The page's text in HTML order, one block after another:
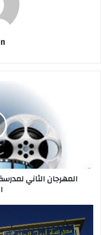
المهرجان الثاني